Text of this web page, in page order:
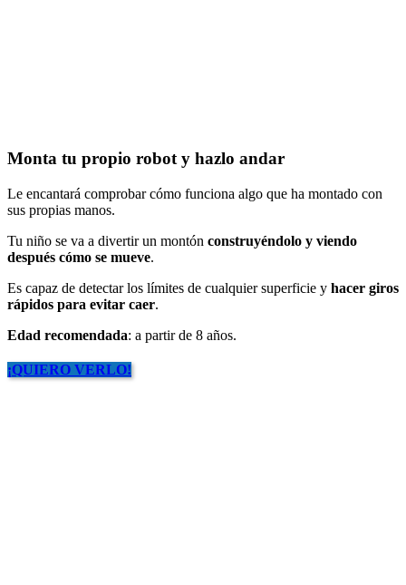
Monta tu propio robot y hazlo andar
Le encantará comprobar cómo funciona algo que ha montado con
sus propias manos.
Tu niño se va a divertir un montón construyéndolo y viendo
después cómo se mueve.
Es capaz de detectar los límites de cualquier superficie y hacer giros
rápidos para evitar caer.
Edad recomendada: a partir de 8 años.
¡QUIERO VERLO!